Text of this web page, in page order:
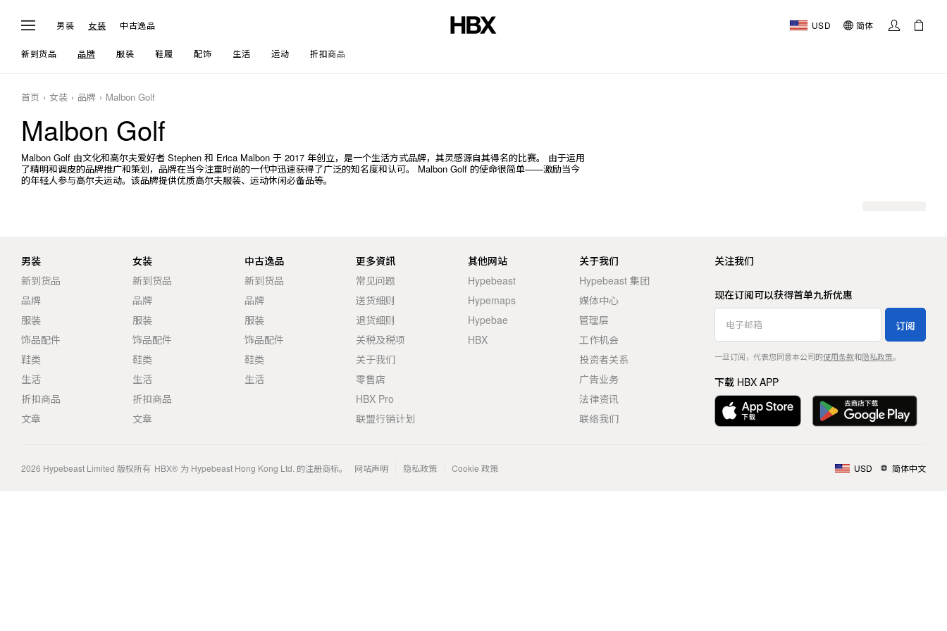
男装 女装 中古逸品 USD 简体
新到货品 品牌 服装 鞋履 配饰 生活 运动 折扣商品
首页 女装 品牌 Malbon Golf
Malbon Golf
Malbon Golf 由文化和高尔夫爱好者 Stephen 和 Erica Malbon 于 2017 年创立，是一个生活方式品牌，其灵感源自其得名的比赛。 由于运用
了精明和调皮的品牌推广和策划，品牌在当今注重时尚的一代中迅速获得了广泛的知名度和认可。 Malbon Golf 的使命很简单——激励当今
的年轻人参与高尔夫运动。该品牌提供优质高尔夫服装、运动休闲必备品等。
男装
新到货品
品牌
服装
饰品配件
鞋类
生活
折扣商品
文章
女装
新到货品
品牌
服装
饰品配件
鞋类
生活
折扣商品
文章
中古逸品
新到货品
品牌
服装
饰品配件
鞋类
生活
更多資訊
常见问题
送货细则
退货细则
关税及税项
关于我们
零售店
HBX Pro
联盟行销计划
其他网站
Hypebeast
Hypemaps
Hypebae
HBX
关于我们
Hypebeast 集团
媒体中心
管理层
工作机会
投资者关系
广告业务
法律资讯
联络我们
关注我们
现在订阅可以获得首单九折优惠
订阅
一旦订阅，代表您同意本公司的使用条款和隐私政策。
下载 HBX APP
2026 Hypebeast Limited 版权所有 HBX® 为 Hypebeast Hong Kong Ltd. 的注册商标。 网站声明 隐私政策 Cookie 政策 USD 简体中文